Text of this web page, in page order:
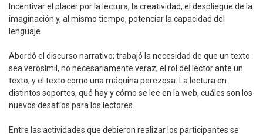
Incentivar el placer por la lectura, la creatividad, el despliegue de la
imaginación y, al mismo tiempo, potenciar la capacidad del
lenguaje.
Abordó el discurso narrativo; trabajó la necesidad de que un texto
sea verosímil, no necesariamente veraz; el rol del lector ante un
texto; y el texto como una máquina perezosa. La lectura en
distintos soportes, qué hay y cómo se lee en la web, cuáles son los
nuevos desafíos para los lectores.
Entre las actividades que debieron realizar los participantes se